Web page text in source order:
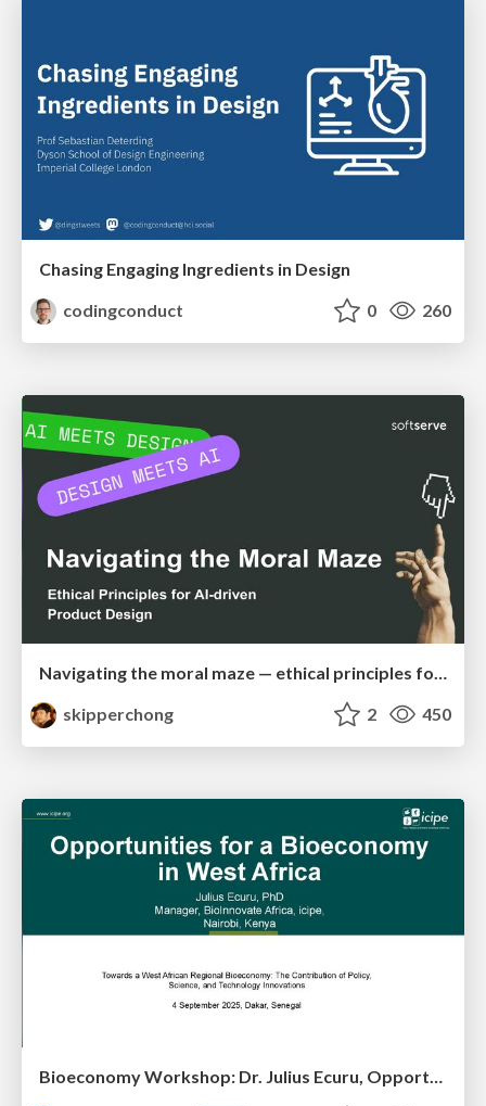
Chasing Engaging Ingredients in Design
codingconduct
0 260
Navigating the moral maze — ethical principles for Al-driven product design
skipperchong
2 450
Bioeconomy Workshop: Dr. Julius Ecuru, Opportunities for a Bioeconomy in West Africa